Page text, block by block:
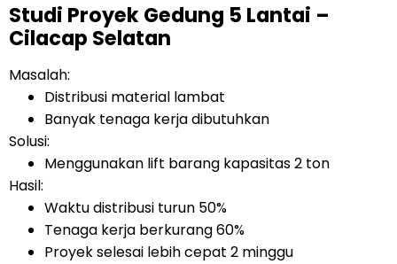
Studi Proyek Gedung 5 Lantai –
Cilacap Selatan
Masalah:
Distribusi material lambat
Banyak tenaga kerja dibutuhkan
Solusi:
Menggunakan lift barang kapasitas 2 ton
Hasil:
Waktu distribusi turun 50%
Tenaga kerja berkurang 60%
Proyek selesai lebih cepat 2 minggu